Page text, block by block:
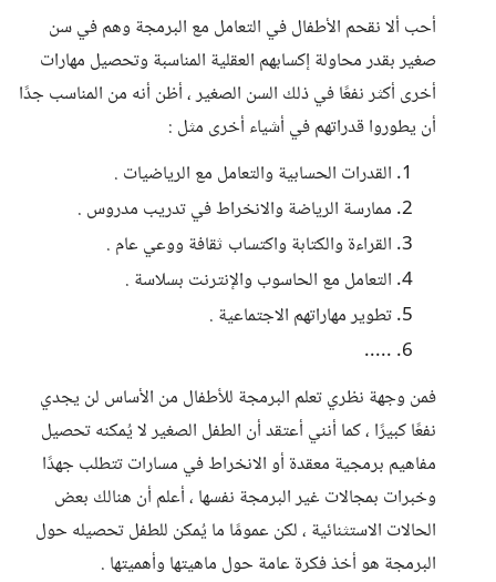
أحب ألا نقحم الأطفال في التعامل مع البرمجة وهم في سن
صغير بقدر محاولة إكسابهم العقلية المناسبة وتحصيل مهارات
أخرى أكثر نفعًا في ذلك السن الصغير ، أظن أنه من المناسب جدًا
أن يطوروا قدراتهم في أشياء أخرى مثل :
القدرات الحسابية والتعامل مع الرياضيات .
ممارسة الرياضة والانخراط في تدريب مدروس .
القراءة والكتابة واكتساب ثقافة ووعي عام .
التعامل مع الحاسوب والإنترنت بسلاسة .
تطوير مهاراتهم الاجتماعية .
.....
فمن وجهة نظري تعلم البرمجة للأطفال من الأساس لن يجدي
نفعًا كبيرًا ، كما أنني أعتقد أن الطفل الصغير لا يُمكنه تحصيل
مفاهيم برمجية معقدة أو الانخراط في مسارات تتطلب جهدًا
وخبرات بمجالات غير البرمجة نفسها ، أعلم أن هنالك بعض
الحالات الاستثنائية ، لكن عمومًا ما يُمكن للطفل تحصيله حول
البرمجة هو أخذ فكرة عامة حول ماهيتها وأهميتها .